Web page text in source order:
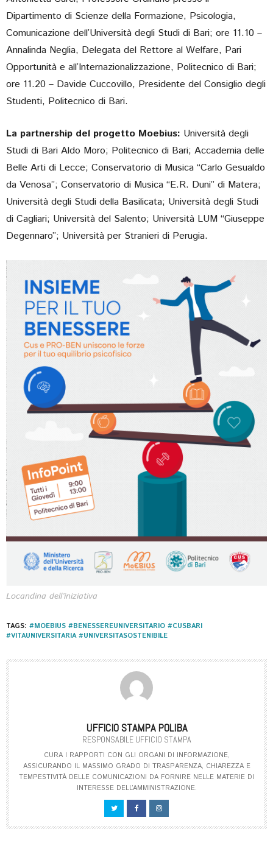
Dipartimento di Scienze della Formazione, Psicologia,
Comunicazione dell’Università degli Studi di Bari; ore 11.10 –
Annalinda Neglia, Delegata del Rettore al Welfare, Pari
Opportunità e all’Internazionalizzazione, Politecnico di Bari;
ore 11.20 – Davide Cuccovillo, Presidente del Consiglio degli
Studenti, Politecnico di Bari.
La partnership del progetto Moebius: Università degli
Studi di Bari Aldo Moro; Politecnico di Bari; Accademia delle
Belle Arti di Lecce; Conservatorio di Musica “Carlo Gesualdo
da Venosa”; Conservatorio di Musica “E.R. Duni” di Matera;
Università degli Studi della Basilicata; Università degli Studi
di Cagliari; Università del Salento; Università LUM “Giuseppe
Degennaro”; Università per Stranieri di Perugia.
Locandina dell’iniziativa
TAGS: #MOEBIUS #BENESSEREUNIVERSITARIO #CUSBARI
#VITAUNIVERSITARIA #UNIVERSITASOSTENIBILE
UFFICIO STAMPA POLIBA
RESPONSABILE UFFICIO STAMPA
CURA I RAPPORTI CON GLI ORGANI DI INFORMAZIONE,
ASSICURANDO IL MASSIMO GRADO DI TRASPARENZA, CHIAREZZA E
TEMPESTIVITÀ DELLE COMUNICAZIONI DA FORNIRE NELLE MATERIE DI
INTERESSE DELL’AMMINISTRAZIONE.